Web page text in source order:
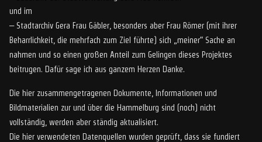
und im
– Stadtarchiv Gera Frau Gäbler, besonders aber Frau Römer (mit ihrer
Beharrlichkeit, die mehrfach zum Ziel führte) sich „meiner“ Sache an
nahmen und so einen großen Anteil zum Gelingen dieses Projektes
beitrugen. Dafür sage ich aus ganzem Herzen Danke.
Die hier zusammengetragenen Dokumente, Informationen und
Bildmaterialien zur und über die Hammelburg sind (noch) nicht
vollständig, werden aber ständig aktualisiert.
Die hier verwendeten Datenquellen wurden geprüft, dass sie fundiert